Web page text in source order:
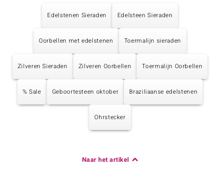
Edelstenen Sieraden Edelsteen Sieraden
Oorbellen met edelstenen Toermalijn sieraden
Zilveren Sieraden Zilveren Oorbellen Toermalijn Oorbellen
% Sale Geboortesteen oktober Braziliaanse edelstenen
Ohrstecker
Naar het artikel